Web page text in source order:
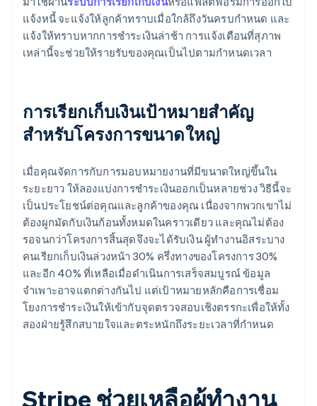
แจ้งหนี้ จะแจ้งให้ลูกค้าทราบเมื่อใกล้ถึงวันครบกำหนด และ
แจ้งให้ทราบหากการชำระเงินล่าช้า การแจ้งเตือนที่สุภาพ
เหล่านี้จะช่วยให้รายรับของคุณเป็นไปตามกําหนดเวลา
การเรียกเก็บเงินเป้าหมายสำคัญ
สำหรับโครงการขนาดใหญ่
เมื่อคุณจัดการกับการมอบหมายงานที่มีขนาดใหญ่ขึ้นใน
ระยะยาว ให้ลองแบ่งการชําระเงินออกเป็นหลายช่วง วิธีนี้จะ
เป็นประโยชน์ต่อคุณและลูกค้าของคุณ เนื่องจากพวกเขาไม่
ต้องผูกมัดกับเงินก้อนทั้งหมดในคราวเดียว และคุณไม่ต้อง
รอจนกว่าโครงการสิ้นสุดจึงจะได้รับเงิน ผู้ทํางานอิสระบาง
คนเรียกเก็บเงินล่วงหน้า 30% ครึ่งทางของโครงการ 30%
และอีก 40% ที่เหลือเมื่อดําเนินการเสร็จสมบูรณ์ ข้อมูล
จำเพาะอาจแตกต่างกันไป แต่เป้าหมายหลักคือการเชื่อม
โยงการชำระเงินให้เข้ากับจุดตรวจสอบเชิงตรรกะเพื่อให้ทั้ง
สองฝ่ายรู้สึกสบายใจและตระหนักถึงระยะเวลาที่กำหนด
Stripe ช่วยเหลือผู้ทํางาน